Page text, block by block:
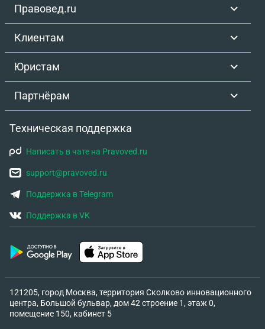
Правовед.ru
Клиентам
Юристам
Партнёрам
Техническая поддержка
Написать в чате на Pravoved.ru
support@pravoved.ru
Поддержка в Telegram
Поддержка в VK
121205, город Москва, территория Сколково инновационного
центра, Большой бульвар, дом 42 строение 1, этаж 0,
помещение 150, кабинет 5